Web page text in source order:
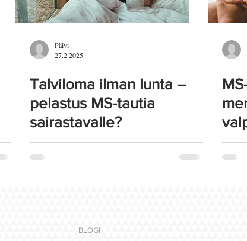
Päivi
27.2.2025
Talviloma ilman lunta –
pelastus MS-tautia
sairastavalle?
BLOGI